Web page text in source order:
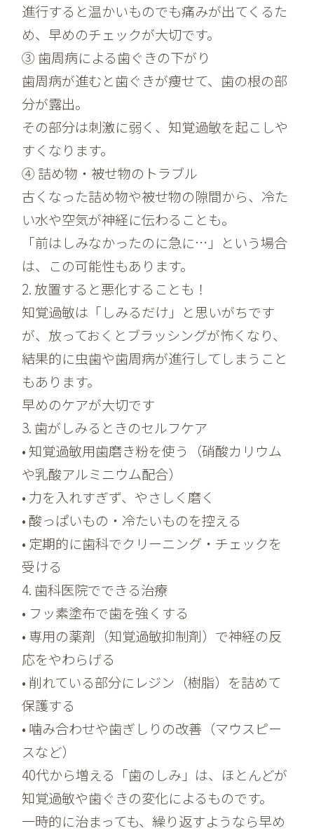
進行すると温かいものでも痛みが出てくるた
め、早めのチェックが大切です。
③ 歯周病による歯ぐきの下がり
歯周病が進むと歯ぐきが痩せて、歯の根の部
分が露出。
その部分は刺激に弱く、知覚過敏を起こしや
すくなります。
④ 詰め物・被せ物のトラブル
古くなった詰め物や被せ物の隙間から、冷た
い水や空気が神経に伝わることも。
「前はしみなかったのに急に…」という場合
は、この可能性もあります。
2. 放置すると悪化することも！
知覚過敏は「しみるだけ」と思いがちです
が、放っておくとブラッシングが怖くなり、
結果的に虫歯や歯周病が進行してしまうこと
もあります。
早めのケアが大切です
3. 歯がしみるときのセルフケア
• 知覚過敏用歯磨き粉を使う（硝酸カリウム
や乳酸アルミニウム配合）
• 力を入れすぎず、やさしく磨く
• 酸っぱいもの・冷たいものを控える
• 定期的に歯科でクリーニング・チェックを
受ける
4. 歯科医院でできる治療
• フッ素塗布で歯を強くする
• 専用の薬剤（知覚過敏抑制剤）で神経の反
応をやわらげる
• 削れている部分にレジン（樹脂）を詰めて
保護する
• 噛み合わせや歯ぎしりの改善（マウスピー
スなど）
40代から増える「歯のしみ」は、ほとんどが
知覚過敏や歯ぐきの変化によるものです。
一時的に治まっても、繰り返すようなら早め